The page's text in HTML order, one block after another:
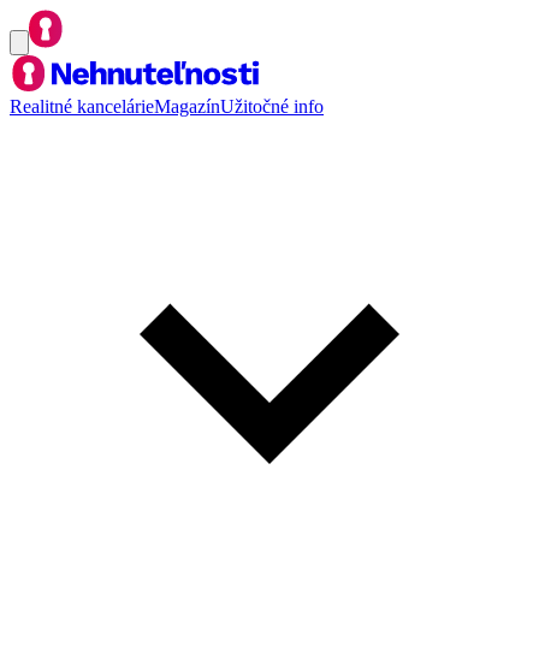
Realitné kancelárieMagazínUžitočné info